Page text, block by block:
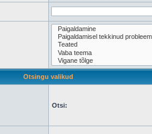
Otsingu valikud
Otsi: